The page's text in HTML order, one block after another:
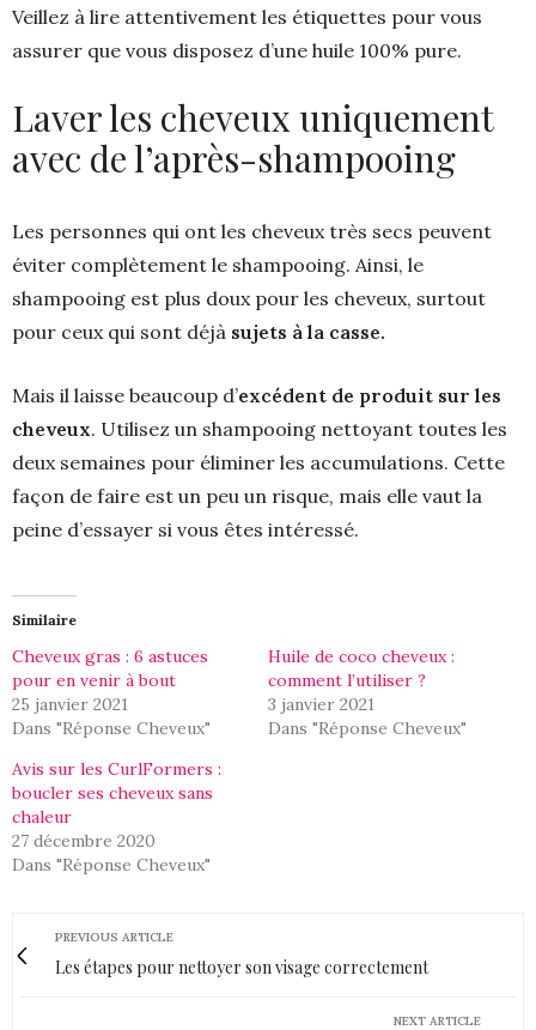
Veillez à lire attentivement les étiquettes pour vous
assurer que vous disposez d’une huile 100% pure.
Laver les cheveux uniquement
avec de l’après-shampooing
Les personnes qui ont les cheveux très secs peuvent
éviter complètement le shampooing. Ainsi, le
shampooing est plus doux pour les cheveux, surtout
pour ceux qui sont déjà sujets à la casse.
Mais il laisse beaucoup d’excédent de produit sur les
cheveux. Utilisez un shampooing nettoyant toutes les
deux semaines pour éliminer les accumulations. Cette
façon de faire est un peu un risque, mais elle vaut la
peine d’essayer si vous êtes intéressé.
Similaire
Cheveux gras : 6 astuces
pour en venir à bout
25 janvier 2021
Dans "Réponse Cheveux"
Huile de coco cheveux :
comment l’utiliser ?
3 janvier 2021
Dans "Réponse Cheveux"
Avis sur les CurlFormers :
boucler ses cheveux sans
chaleur
27 décembre 2020
Dans "Réponse Cheveux"
PREVIOUS ARTICLE
Les étapes pour nettoyer son visage correctement
NEXT ARTICLE